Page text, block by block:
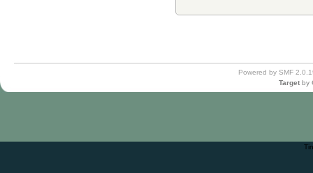
Powered by SMF
Target by